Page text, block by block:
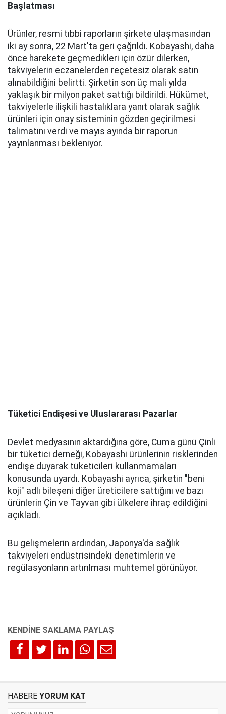
Başlatması
Ürünler, resmi tıbbi raporların şirkete ulaşmasından
iki ay sonra, 22 Mart'ta geri çağrıldı. Kobayashi, daha
önce harekete geçmedikleri için özür dilerken,
takviyelerin eczanelerden reçetesiz olarak satın
alınabildiğini belirtti. Şirketin son üç mali yılda
yaklaşık bir milyon paket sattığı bildirildi. Hükümet,
takviyelerle ilişkili hastalıklara yanıt olarak sağlık
ürünleri için onay sisteminin gözden geçirilmesi
talimatını verdi ve mayıs ayında bir raporun
yayınlanması bekleniyor.
Tüketici Endişesi ve Uluslararası Pazarlar
Devlet medyasının aktardığına göre, Cuma günü Çinli
bir tüketici derneği, Kobayashi ürünlerinin risklerinden
endişe duyarak tüketicileri kullanmamaları
konusunda uyardı. Kobayashi ayrıca, şirketin "beni
koji" adlı bileşeni diğer üreticilere sattığını ve bazı
ürünlerin Çin ve Tayvan gibi ülkelere ihraç edildiğini
açıkladı.
Bu gelişmelerin ardından, Japonya'da sağlık
takviyeleri endüstrisindeki denetimlerin ve
regülasyonların artırılması muhtemel görünüyor.
HABERE YORUM KAT